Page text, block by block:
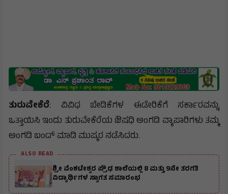
ತುರುವೇಕೆರೆ: ವಿವಿಧ ಬೇಡಿಕೆಗಳ ಈಡೇರಿಕೆಗೆ ಸರ್ಕಾರವನ್ನು
ಒತ್ತಾಯಿಸಿ ಇಂದು ತುರುವೇಕೆರೆಯ ಔಷಧಿ ಅಂಗಡಿ ವ್ಯಾಪಾರಿಗಳು ತಮ್ಮ
ಅಂಗಡಿ ಬಂದ್ ಮಾಡಿ ಮುಷ್ಕರ ನಡೆಸಿದರು.
ALSO READ
ಶ್ರೀ ವೆಂಕಟೇಶ್ವರ ಪ್ರೌಢ ಶಾಲೆಯಲ್ಲಿ 8 ಮತ್ತು 9ನೇ ತರಗತಿ
ವಿದ್ಯಾರ್ಥಿಗಳ ಸ್ವಾಗತ ಸಮಾರಂಭ